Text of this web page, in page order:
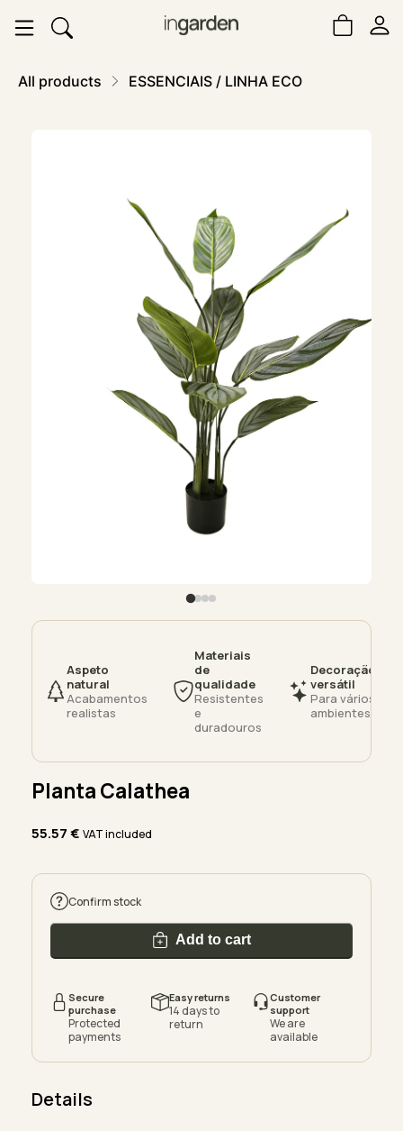
All products ESSENCIAIS / LINHA ECO
Aspeto
natural
Acabamentos
realistas
Materiais
de
qualidade
Resistentes
e
duradouros
Decoração
versátil
Para vários
ambientes
Planta Calathea
55.57€ VAT included
Confirm stock
Add to cart
Secure
purchase
Protected
payments
Easy returns
14 days to
return
Customer
support
We are
available
Details